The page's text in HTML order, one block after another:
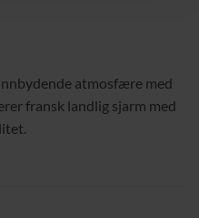
atmosfære med
fransk landlig sjarm med